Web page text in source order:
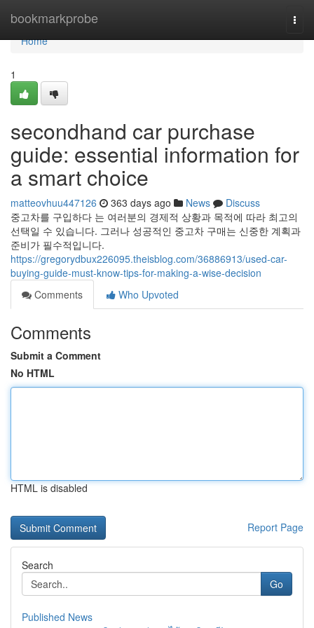
bookmarkprobe
Home
Home
1
secondhand car purchase
guide: essential information for
a smart choice
matteovhuu447126 363 days ago News
Discuss
중고차를 구입하다 는 여러분의 경제적 상황과 목적에 따라 최고의
선택일 수 있습니다. 그러나 성공적인 중고차 구매는 신중한 계획과
준비가 필수적입니다.
https://gregorydbux226095.theisblog.com/36886913/used-car-
buying-guide-must-know-tips-for-making-a-wise-decision
Comments
Who Upvoted
Comments
Submit a Comment
No HTML
HTML is disabled
Report Page
Search
Go
Published News